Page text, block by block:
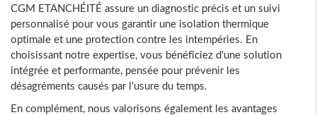
CGM ETANCHÉITÉ assure un diagnostic précis et un suivi
personnalisé pour vous garantir une isolation thermique
optimale et une protection contre les intempéries. En
choisissant notre expertise, vous bénéficiez d'une solution
intégrée et performante, pensée pour prévenir les
désagréments causés par l'usure du temps.
En complément, nous valorisons également les avantages